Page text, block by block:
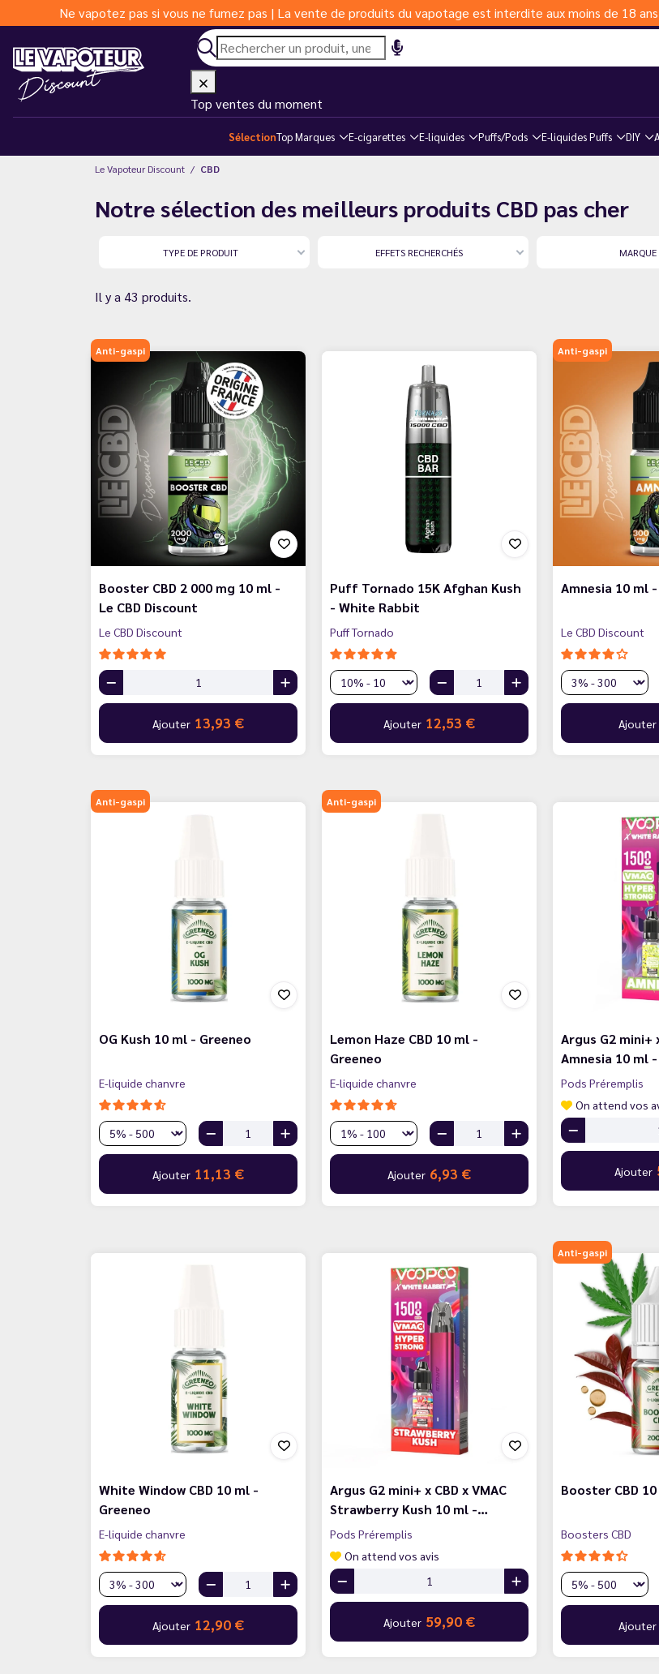
Ne vapotez pas si vous ne fumez pas | La vente de produits du vapotage est interdite aux moins de 18
Top ventes du moment
SélectionTop Marques E-cigarettes E-liquides Puffs/Pods E-liquides Puffs DIY
Le Vapoteur Discount CBD
Notre sélection des meilleurs produits CBD pas cher
TYPE DE PRODUIT EFFETS RECHERCHÉS MARQUE
Il y a 43 produits.
Anti-gaspi
Booster CBD 2 000 mg 10 ml -
Le CBD Discount
Le CBD Discount
Ajouter 13,93 €
Puff Tornado 15K Afghan Kush
- White Rabbit
Puff Tornado
Ajouter 12,53 €
Anti-gaspi
Amnesia 10 ml
Le CBD Discount
Ajouter
Anti-gaspi
OG Kush 10 ml - Greeneo
E-liquide chanvre
Ajouter 11,13 €
Anti-gaspi
Lemon Haze CBD 10 ml -
Greeneo
E-liquide chanvre
Ajouter 6,93 €
Argus G2 mini+
Amnesia 10 ml
Pods Préremplis
On attend vos
Ajouter
White Window CBD 10 ml -
Greeneo
E-liquide chanvre
Ajouter 12,90 €
Argus G2 mini+ x CBD x VMAC
Strawberry Kush 10 ml -…
Pods Préremplis
On attend vos avis
Ajouter 59,90 €
Anti-gaspi
Booster CBD
Boosters CBD
Ajouter